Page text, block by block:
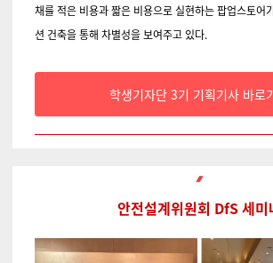
채를 적은 비용과 짧은 비용으로 실현하는 팝업스토어
션 건축을 통해 차별성을 보여주고 있다.
학생기자단 3기 기획기사 바로
안전설계위원회 DfS 세미